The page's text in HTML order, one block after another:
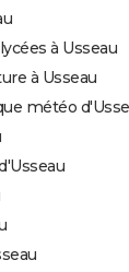
à Usseau
à Usseau
météo